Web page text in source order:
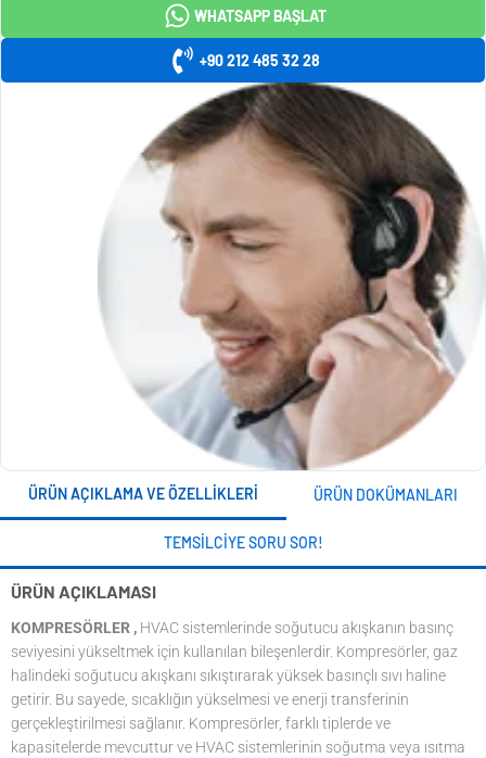
WHATSAPP BAŞLAT
+90 212 485 32 28
ÜRÜN AÇIKLAMA VE ÖZELLIKLERI ÜRÜN DOKÜMANLARI
TEMSILCIYE SORU SOR!
ÜRÜN AÇIKLAMASI
KOMPRESÖRLER , HVAC sistemlerinde soğutucu akışkanın basınç
seviyesini yükseltmek için kullanılan bileşenlerdir. Kompresörler, gaz
halindeki soğutucu akışkanı sıkıştırarak yüksek basınçlı sıvı haline
getirir. Bu sayede, sıcaklığın yükselmesi ve enerji transferinin
gerçekleştirilmesi sağlanır. Kompresörler, farklı tiplerde ve
kapasitelerde mevcuttur ve HVAC sistemlerinin soğutma veya ısıtma